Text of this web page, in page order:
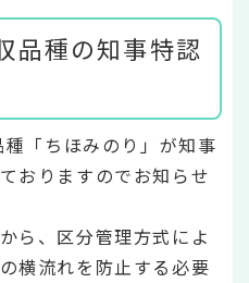
品種の知事特認
「ちほみのり」が知事
おりますのでお知らせ
ら、区分管理方式によ
横流れを防止する必要